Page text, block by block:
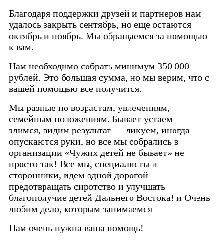
Благодаря поддержки друзей и партнеров нам
удалось закрыть сентябрь, но еще остаются
октябрь и ноябрь. Мы обращаемся за помощью
к вам.
Нам необходимо собрать минимум 350 000
рублей. Это большая сумма, но мы верим, что с
вашей помощью все получится.
Мы разные по возрастам, увлечениям,
семейным положениям. Бывает устаем —
злимся, видим результат — ликуем, иногда
опускаются руки, но все мы собрались в
организации «Чужих детей не бывает» не
просто так! Все мы, специалисты и
сторонники, идем одной дорогой —
предотвращать сиротство и улучшать
благополучие детей Дальнего Востока! и Очень
любим дело, которым занимаемся
Нам очень нужна ваша помощь!